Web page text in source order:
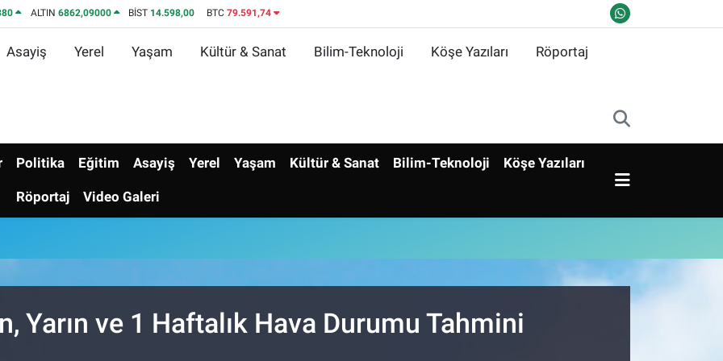
ALTIN 6862,09000 BİST 14.598,00 BTC 79.591,74
Asayiş Yerel Yaşam Kültür & Sanat Bilim-Teknoloji Köşe Yazıları Röportaj
Politika Eğitim Asayiş Yerel Yaşam Kültür & Sanat Bilim-Teknoloji Köşe Yazıları
Röportaj Video Galeri
Yarın ve 1 Haftalık Hava Durumu Tahmini